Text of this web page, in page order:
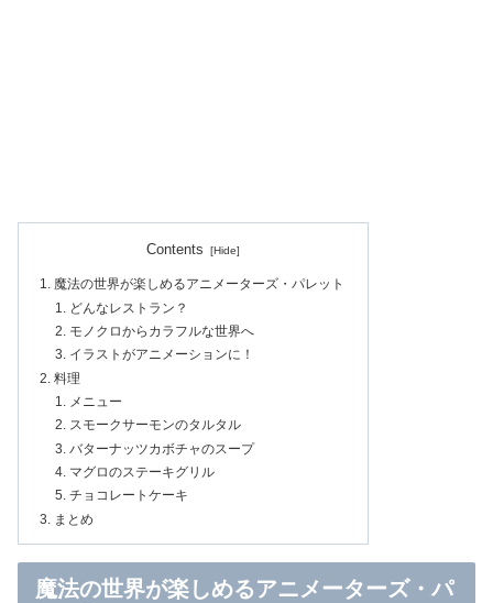
Contents
魔法の世界が楽しめるアニメーターズ・パレット
どんなレストラン？
モノクロからカラフルな世界へ
イラストがアニメーションに！
料理
メニュー
スモークサーモンのタルタル
バターナッツカボチャのスープ
マグロのステーキグリル
チョコレートケーキ
まとめ
魔法の世界が楽しめるアニメーターズ・パ